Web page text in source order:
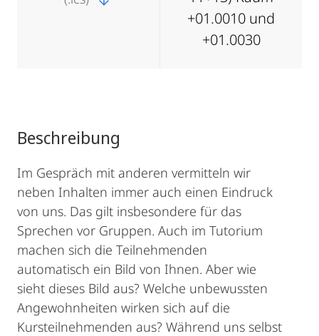
+01.0010 und
+01.0030
Beschreibung
Im Gespräch mit anderen vermitteln wir
neben Inhalten immer auch einen Eindruck
von uns. Das gilt insbesondere für das
Sprechen vor Gruppen. Auch im Tutorium
machen sich die Teilnehmenden
automatisch ein Bild von Ihnen. Aber wie
sieht dieses Bild aus? Welche unbewussten
Angewohnheiten wirken sich auf die
Kursteilnehmenden aus? Während uns selbst